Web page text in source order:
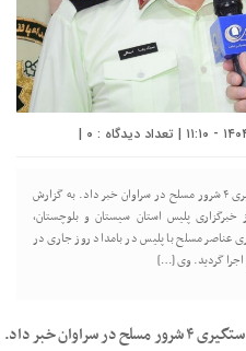
۰ |
فرمانده انتظامی سیستان و وبلوچستان از دستگیری ۴ شرور مسلح در سراوان خبر داد. به گزارش
پلیس استان سیستان و بلوچستان،
عناصر مسلح با پلیس در بامداد روز جاری در
اجرا گردید. وی […]
خبر داد.